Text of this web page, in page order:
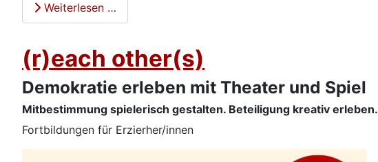
Weiterlesen …
(r)each other(s)
Demokratie erleben mit Theater und Spiel
Mitbestimmung spielerisch gestalten. Beteiligung kreativ erleben.
Fortbildungen für Erzierher/innen